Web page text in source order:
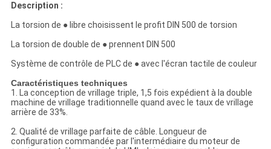
Description :
La torsion de ● libre choisissent le profit DIN 500 de torsion
La torsion de double de ● prennent DIN 500
Système de contrôle de PLC de ● avec l'écran tactile de couleur
Caractéristiques techniques
1. La conception de vrillage triple, 1,5 fois expédient à la double
machine de vrillage traditionnelle quand avec le taux de vrillage
arrière de 33%.
2. Qualité de vrillage parfaite de câble. Longueur de
configuration commandée par l'intermédiaire du moteur de